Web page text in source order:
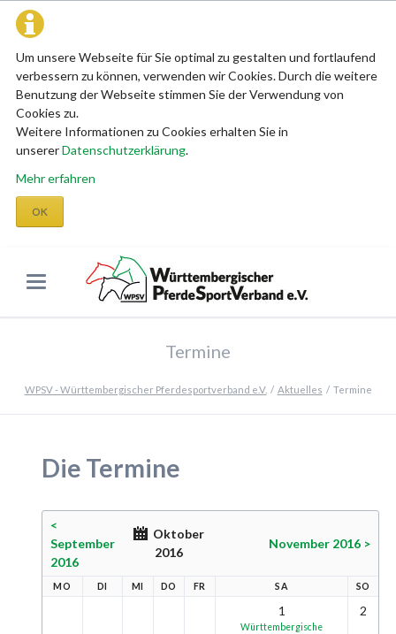
Um unsere Webseite für Sie optimal zu gestalten und fortlaufend
verbessern zu können, verwenden wir Cookies. Durch die weitere
Benutzung der Webseite stimmen Sie der Verwendung von
Cookies zu.
Weitere Informationen zu Cookies erhalten Sie in
unsererDatenschutzerklärung.
Mehr erfahren
OK
Termine
WPSV - Württembergischer Pferdesportverband e.V. Aktuelles Termine
Die Termine
<
September
2016
Oktober
2016
November 2016 >
MO DI MI DO FR SA SO
1
Württembergische
2